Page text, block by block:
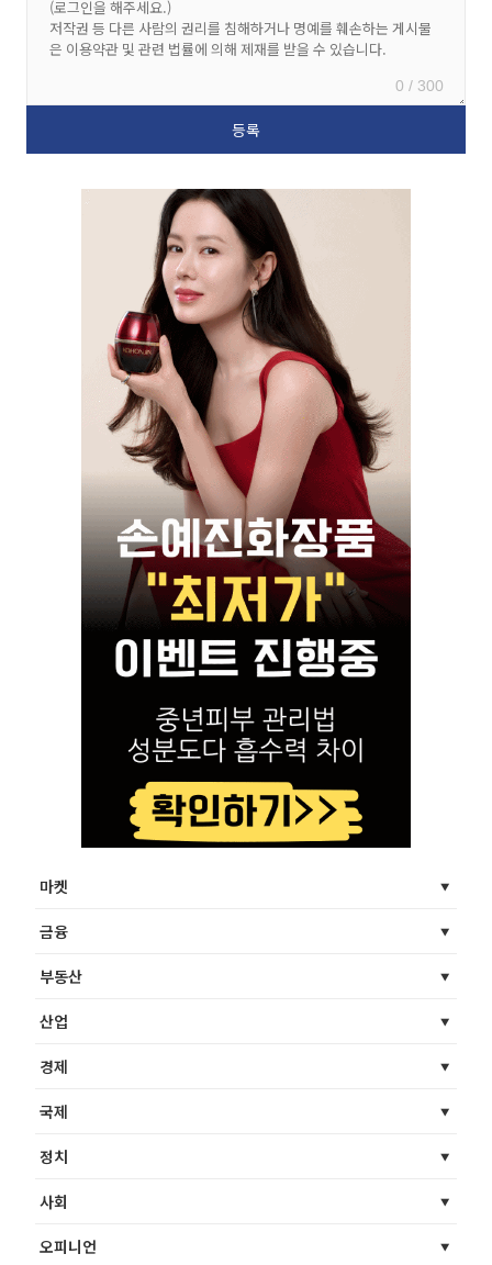
0 / 300
마켓
금융
부동산
산업
경제
국제
정치
사회
오피니언